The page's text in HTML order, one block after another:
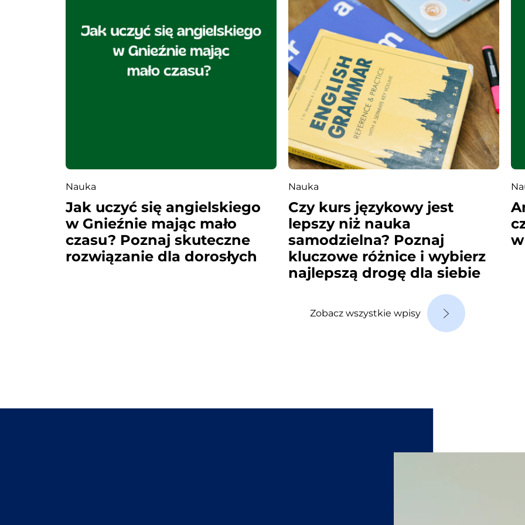
i
s
Nauka
Jak uczyć się angielskiego
w Gnieźnie mając mało
czasu? Poznaj skuteczne
rozwiązanie dla dorosłych
Nauka
Czy kurs językowy jest
lepszy niż nauka
samodzielna? Poznaj
kluczowe różnice i wybierz
najlepszą drogę dla siebie
Zobacz wszystkie wpisy